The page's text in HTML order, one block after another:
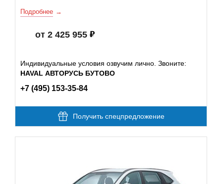
Подробнее
от 2 425 955
Индивидуальные условия озвучим лично. Звоните:
HAVAL АВТОРУСЬ БУТОВО
+7 (495) 153-35-84
Получить спецпредложение